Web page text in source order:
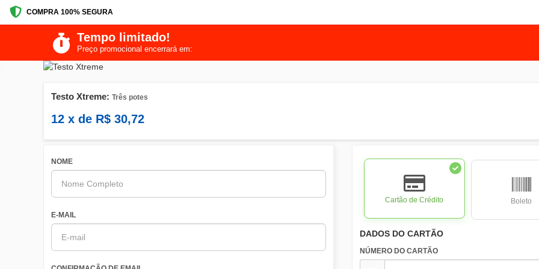
COMPRA 100% SEGURA
Tempo limitado!
Preço promocional encerrará em:
Testo Xtreme: Três potes
12 x de R$ 30,72
NOME
E-MAIL
Cartão de Crédito Boleto
DADOS DO CARTÃO
NÚMERO DO CARTÃO